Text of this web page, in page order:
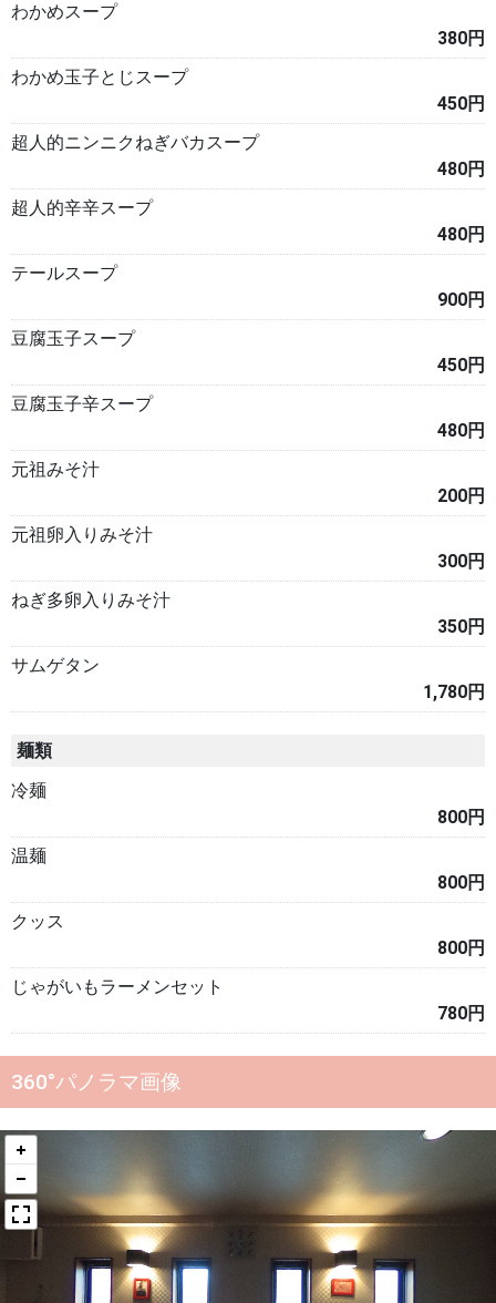
わかめスープ
380円
わかめ玉子とじスープ
450円
超人的ニンニクねぎバカスープ
480円
超人的辛辛スープ
480円
テールスープ
900円
豆腐玉子スープ
450円
豆腐玉子辛スープ
480円
元祖みそ汁
200円
元祖卵入りみそ汁
300円
ねぎ多卵入りみそ汁
350円
サムゲタン
1,780円
麺類
冷麺
800円
温麺
800円
クッス
800円
じゃがいもラーメンセット
780円
360°パノラマ画像